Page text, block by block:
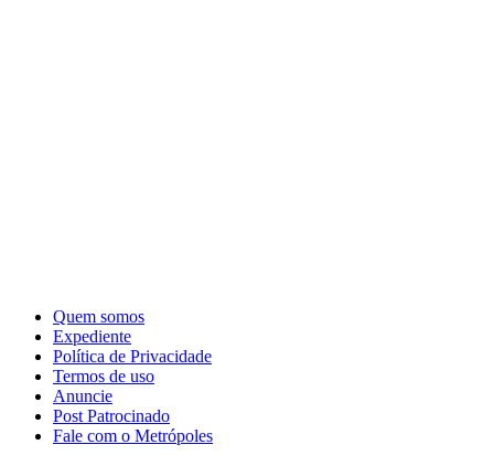
Quem somos
Expediente
Política de Privacidade
Termos de uso
Anuncie
Post Patrocinado
Fale com o Metrópoles